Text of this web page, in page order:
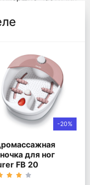
-20%
для ног
FB 20